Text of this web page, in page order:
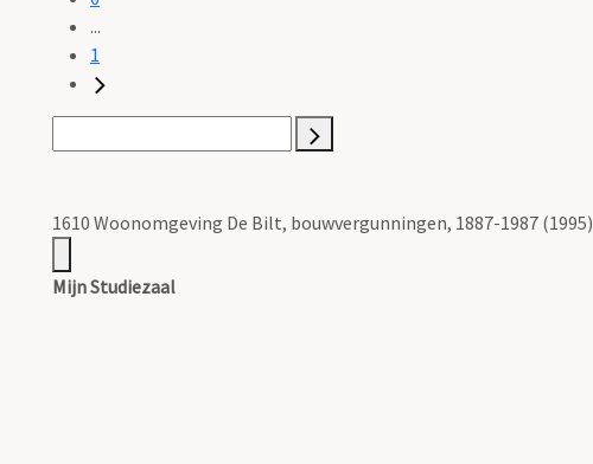
...
1
1610 Woonomgeving De Bilt, bouwvergunningen, 1887-1987 (1995)
Mijn Studiezaal